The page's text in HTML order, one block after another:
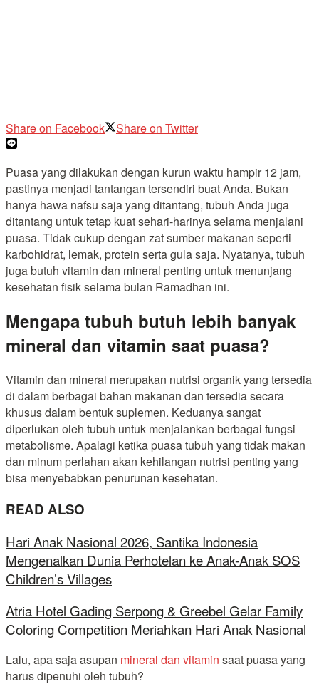
Share on Facebook Share on Twitter
Puasa yang dilakukan dengan kurun waktu hampir 12 jam,
pastinya menjadi tantangan tersendiri buat Anda. Bukan
hanya hawa nafsu saja yang ditantang, tubuh Anda juga
ditantang untuk tetap kuat sehari-harinya selama menjalani
puasa. Tidak cukup dengan zat sumber makanan seperti
karbohidrat, lemak, protein serta gula saja. Nyatanya, tubuh
juga butuh vitamin dan mineral penting untuk menunjang
kesehatan fisik selama bulan Ramadhan ini.
Mengapa tubuh butuh lebih banyak
mineral dan vitamin saat puasa?
Vitamin dan mineral merupakan nutrisi organik yang tersedia
di dalam berbagai bahan makanan dan tersedia secara
khusus dalam bentuk suplemen. Keduanya sangat
diperlukan oleh tubuh untuk menjalankan berbagai fungsi
metabolisme. Apalagi ketika puasa tubuh yang tidak makan
dan minum perlahan akan kehilangan nutrisi penting yang
bisa menyebabkan penurunan kesehatan.
READ ALSO
Hari Anak Nasional 2026, Santika Indonesia
Mengenalkan Dunia Perhotelan ke Anak-Anak SOS
Children’s Villages
Atria Hotel Gading Serpong & Greebel Gelar Family
Coloring Competition Meriahkan Hari Anak Nasional
Lalu, apa saja asupan mineral dan vitamin saat puasa yang
harus dipenuhi oleh tubuh?